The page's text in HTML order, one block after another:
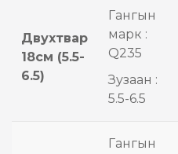
Двухтвар
18см (5.5-
6.5)
Гангын
марк :
Q235
Зузаан :
5.5-6.5
Гангын